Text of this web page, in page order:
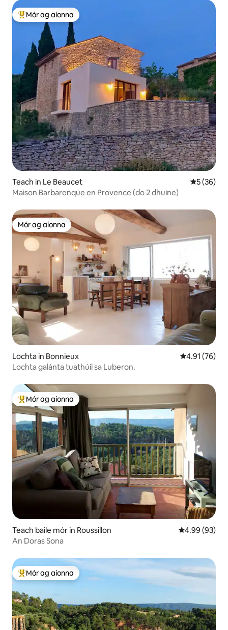
An-mhór ag aíonna
Mór ag aíonna
Teach in Le Beaucet
5 (36)
Maison Barbarenque en Provence (do 2 dhuine)
Mór ag aíonna
Mór ag aíonna
Lochta in Bonnieux Meánrátáil
4.91 (76)
Lochta galánta tuathúil sa Luberon.
An-mhór ag aíonna
Mór ag aíonna
Teach baile mór in Roussillon Meánrátáil
4.99 (93)
An Doras Sona
An-mhór ag aíonna
Mór ag aíonna